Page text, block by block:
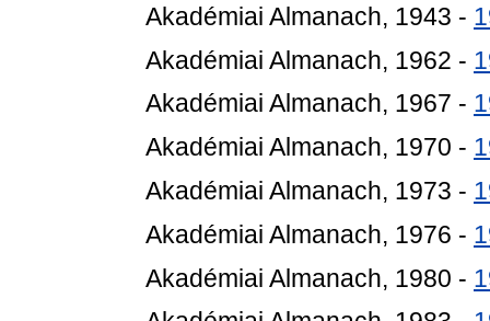
Akadémiai Almanach, 1943 -
Akadémiai Almanach, 1962 -
Akadémiai Almanach, 1967 -
Akadémiai Almanach, 1970 -
Akadémiai Almanach, 1973 -
Akadémiai Almanach, 1976 -
Akadémiai Almanach, 1980 -